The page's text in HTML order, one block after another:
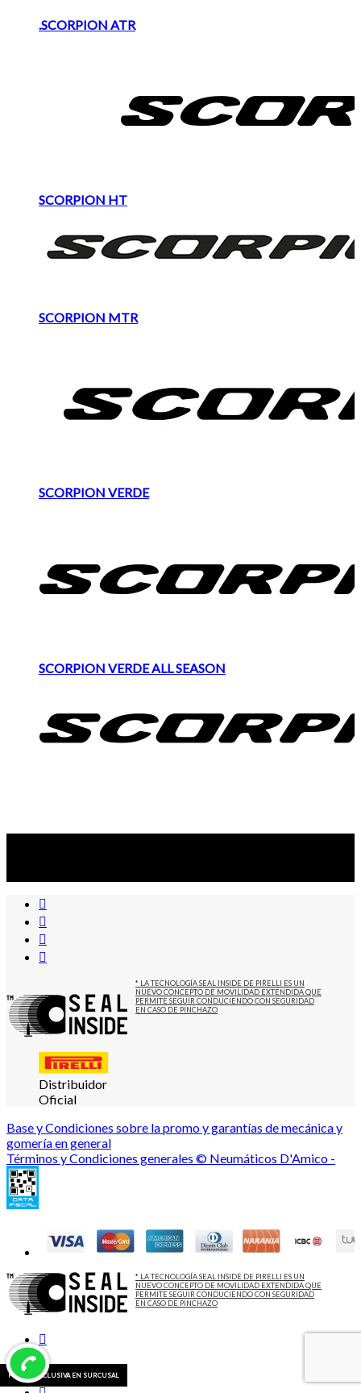
PROMO EXCLUSIVA EN SURCUSAL
PROMO EXCLUSIVA EN SURCUSAL
PROMO EXCLUSIVA EN SURCUSAL
PROMO EXCLUSIVA EN SURCUSAL
PROMO EXCLUSIVA EN SURCUSAL
.SCORPION ATR
SCORPION HT
SCORPION MTR
SCORPION VERDE
SCORPION VERDE ALL SEASON
* LA TECNOLOGÍA SEAL INSIDE DE PIRELLI ES UN
NUEVO CONCEPTO DE MOVILIDAD EXTENDIDA QUE
PERMITE SEGUIR CONDUCIENDO CON SEGURIDAD
EN CASO DE PINCHAZO
Distribuidor
Oficial
Base y Condiciones sobre la promo y garantías de mecánica y
gomería en general
Términos y Condiciones generales © Neumáticos D'Amico -
* LA TECNOLOGÍA SEAL INSIDE DE PIRELLI ES UN
NUEVO CONCEPTO DE MOVILIDAD EXTENDIDA QUE
PERMITE SEGUIR CONDUCIENDO CON SEGURIDAD
EN CASO DE PINCHAZO